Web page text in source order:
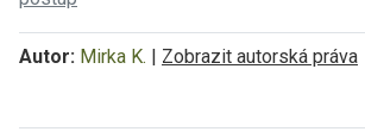
Autor: Mirka K. | Zobrazit autorská práva